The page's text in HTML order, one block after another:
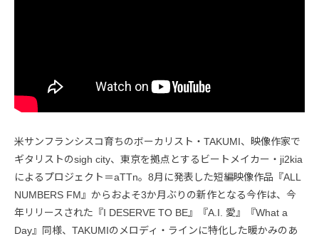
米サンフランシスコ育ちのボーカリスト・TAKUMI、映像作家で
ギタリストのsigh city、東京を拠点とするビートメイカー・ji2kia
によるプロジェクト＝aTTn。8月に発表した短編映像作品『ALL
NUMBERS FM』からおよそ3か月ぶりの新作となる今作は、今
年リリースされた『I DESERVE TO BE』『A.I. 愛』『What a
Day』同様、TAKUMIのメロディ・ラインに特化した暖かみのあ